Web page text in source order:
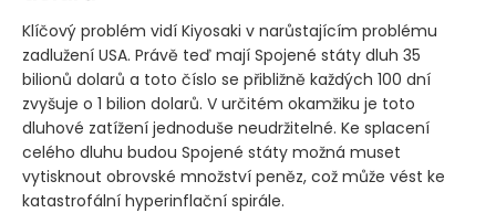
Klíčový problém vidí Kiyosaki v narůstajícím problému
zadlužení USA. Právě teď mají Spojené státy dluh 35
bilionů dolarů a toto číslo se přibližně každých 100 dní
zvyšuje o 1 bilion dolarů. V určitém okamžiku je toto
dluhové zatížení jednoduše neudržitelné. Ke splacení
celého dluhu budou Spojené státy možná muset
vytisknout obrovské množství peněz, což může vést ke
katastrofální hyperinflační spirále.